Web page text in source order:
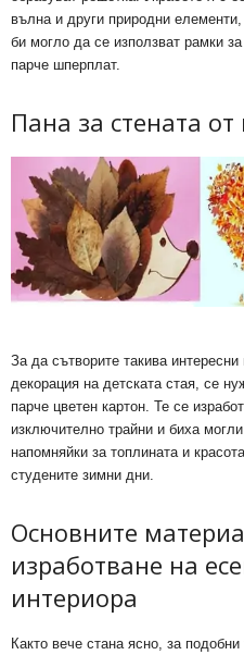
вълна и други природни
би могло да се използват рамки
парче шперплат.
Пана за стената от
За да сътворите такива
декорация на детската стая, се
парче цветен картон. Те се
изключително трайни и биха
напомняйки за топлината и
студените зимни дни.
Основните
изработване на
интериора
Както вече стана ясно, за